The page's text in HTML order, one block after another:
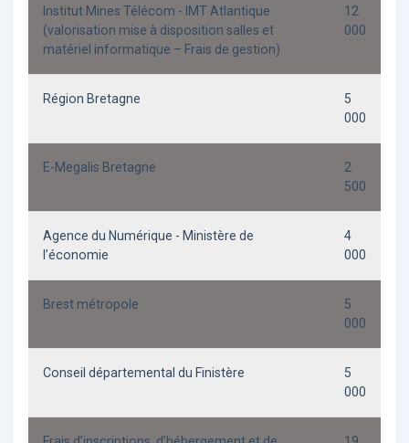
Institut Mines Télécom - IMT Atlantique
(valorisation mise à disposition salles et
matériel informatique – Frais de gestion)
12
000
Région Bretagne
5
000
E-Megalis Bretagne
2
500
Agence du Numérique - Ministère de
l’économie
4
000
Brest métropole
5
000
Conseil départemental du Finistère
5
000